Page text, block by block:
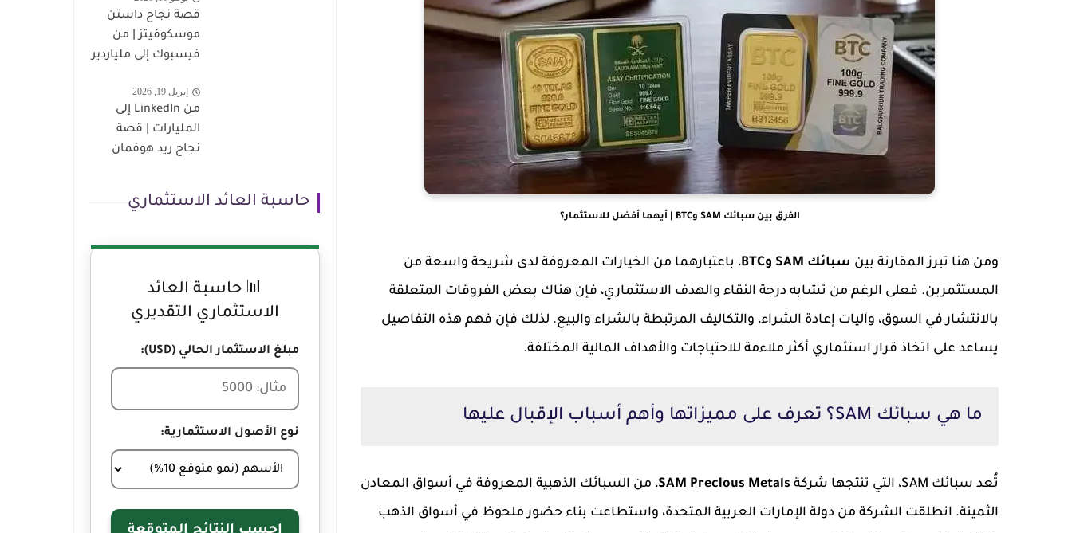
الفرق بين سبائك SAM وBTC | أيهما أفضل للاستثمار؟
ومن هنا تبرز المقارنة بين سبائك SAM وBTC
، باعتبارهما من الخيارات المعروفة لدى شريحة واسعة من
المستثمرين. فعلى الرغم من تشابه درجة النقاء والهدف الاستثماري، فإن هناك بعض الفروقات المتعلقة
بالانتشار في السوق، وآليات إعادة الشراء، والتكاليف المرتبطة بالشراء والبيع. لذلك فإن فهم هذه التفاصيل
يساعد على اتخاذ قرار استثماري أكثر ملاءمة للاحتياجات والأهداف المالية المختلفة.
ما هي سبائك SAM؟ تعرف على مميزاتها وأهم أسباب الإقبال عليها
تُعد سبائك SAM، التي تنتجها شركة SAM Precious Metals، من السبائك الذهبية المعروفة في أسواق المعادن
الثمينة. انطلقت الشركة من دولة الإمارات العربية المتحدة، واستطاعت بناء حضور ملحوظ في أسواق الذهب
قصة نجاح داستن
موسكوفيتز | من
فيسبوك إلى ملياردير
إبريل 19, 2026
من LinkedIn إلى
المليارات | قصة
نجاح ريد هوفمان
حاسبة العائد الاستثماري
📊 حاسبة العائد
الاستثماري التقديري
مبلغ الاستثمار الحالي (USD):
نوع الأصول الاستثمارية: